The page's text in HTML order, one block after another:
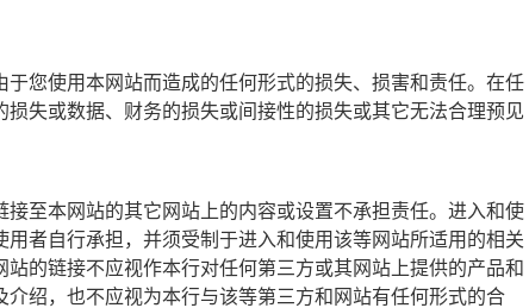
您使用本网站而造成的任何形式的损失、损害和责任。在任
失或数据、财务的损失或间接性的损失或其它无法合理预见
至本网站的其它网站上的内容或设置不承担责任。进入和使
者自行承担，并须受制于进入和使用该等网站所适用的相关
的链接不应视作本行对任何第三方或其网站上提供的产品和
绍，也不应视为本行与该等第三方和网站有任何形式的合